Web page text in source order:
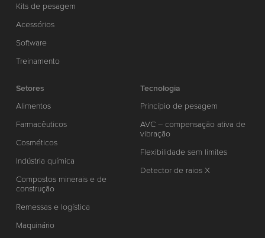
Kits de pesagem
Acessórios
Software
Treinamento
Setores
Alimentos
Farmacêuticos
Cosméticos
Indústria química
Compostos minerais e de
construção
Remessas e logística
Maquinário
Tecnologia
Princípio de pesagem
AVC – compensação ativa de
vibração
Flexibilidade sem limites
Detector de raios X